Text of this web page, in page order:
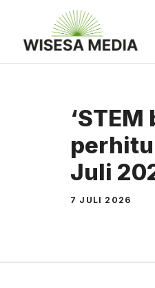
Juli
7 JULI 2026